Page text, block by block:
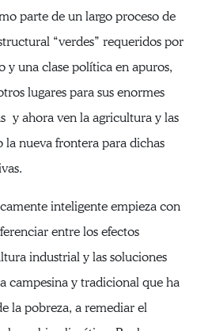
parte de un largo proceso de
“verdes” requeridos por
y una clase política en apuros,
lugares para sus enormes
y ahora ven la agricultura y las
la nueva frontera para dichas
inteligente empieza con
entre los efectos
industrial y las soluciones
campesina y tradicional que ha
la pobreza, a remediar el